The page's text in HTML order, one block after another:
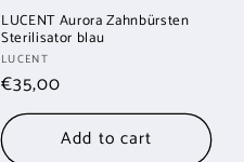
LUCENT Aurora Zahnbürsten
Sterilisator blau
Vendor:
LUCENT
Regular
price
€35,00
Add to cart